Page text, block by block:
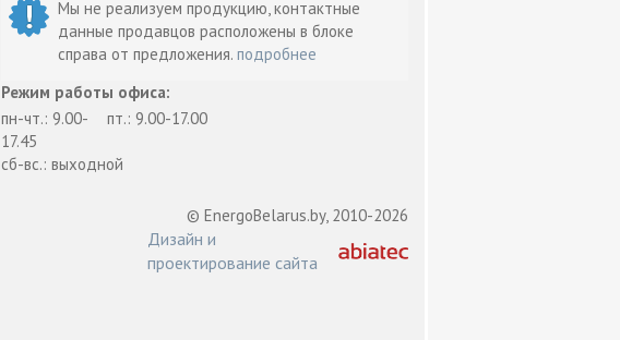
Мы не реализуем продукцию, контактные
данные продавцов расположены в блоке
справа от предложения.подробнее
Режим работы офиса:
пн-чт.: 9.00-
17.45
пт.: 9.00-17.00
сб-вс.: выходной
© EnergoBelarus.by, 2010-2026
Дизайн и
проектирование сайта